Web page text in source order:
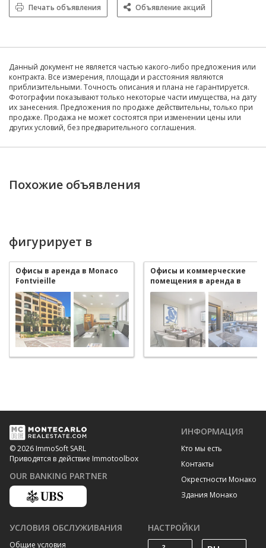
Печать объявления Объявление акций
Данный документ не является частью какого-либо предложения или
контракта. Все измерения, площади и расстояния являются
приблизительными. Точность описания и плана не гарантируется.
Фотографии показывают только некоторые части имущества, на дату
их занесения. Предложения по продаже действительны, только при
продаже. Продажа не может состоятся при изменении цены или
других условий, без предварительного соглашения.
Похожие объявления
фигурирует в
Офисы в аренда в Monaco
Fontvieille
Офисы и коммерческие
помещения в аренда в
Monaco Fontvieille
© 2026 ImmoSoft SARL
Приводятся в действие Immotoolbox
OUR BANKING PARTNER
ИНФОРМАЦИЯ
Кто мы есть
Контакты
Окрестности Монако
Здания Монако
УСЛОВИЯ ОБСЛУЖИВАНИЯ
Общие условия
НАСТРОЙКИ